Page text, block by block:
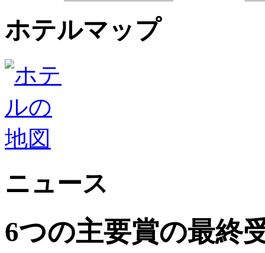
ホテルマップ
ニュース
6つの主要賞の最終